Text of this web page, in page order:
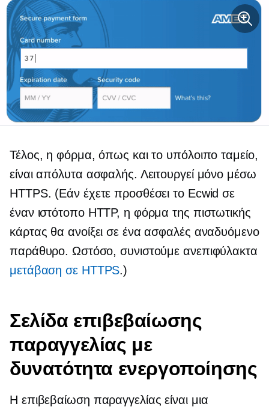
Τέλος, η φόρμα, όπως και το υπόλοιπο ταμείο,
είναι απόλυτα ασφαλής. Λειτουργεί μόνο μέσω
HTTPS. (Εάν έχετε προσθέσει το Ecwid σε
έναν ιστότοπο HTTP, η φόρμα της πιστωτικής
κάρτας θα ανοίξει σε ένα ασφαλές αναδυόμενο
παράθυρο. Ωστόσο, συνιστούμε ανεπιφύλακτα
μετάβαση σε HTTPS.)
Σελίδα επιβεβαίωσης
παραγγελίας με
δυνατότητα ενεργοποίησης
Η επιβεβαίωση παραγγελίας είναι μια